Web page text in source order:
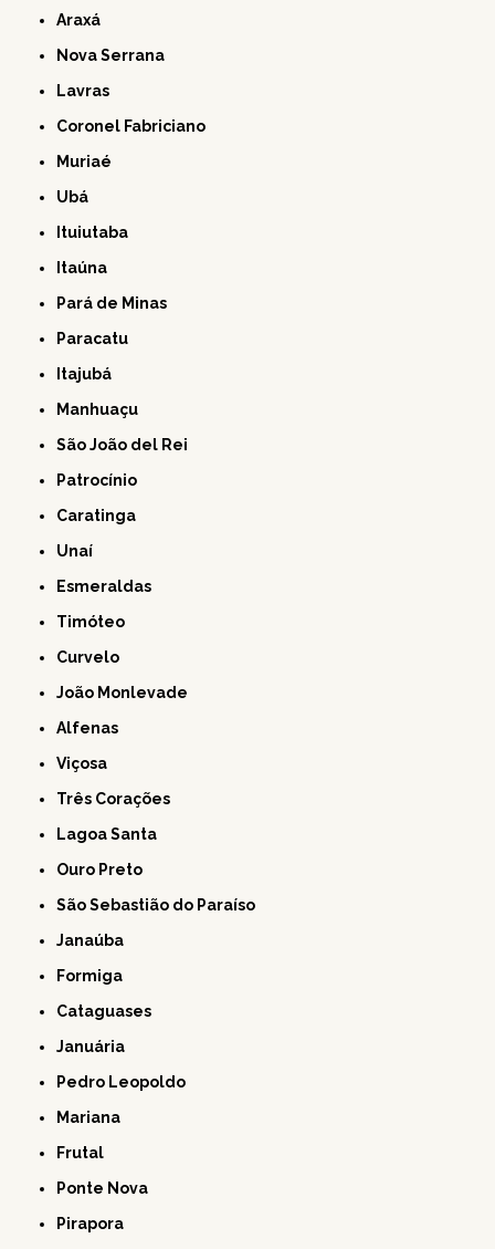
Araxá
Nova Serrana
Lavras
Coronel Fabriciano
Muriaé
Ubá
Ituiutaba
Itaúna
Pará de Minas
Paracatu
Itajubá
Manhuaçu
São João del Rei
Patrocínio
Caratinga
Unaí
Esmeraldas
Timóteo
Curvelo
João Monlevade
Alfenas
Viçosa
Três Corações
Lagoa Santa
Ouro Preto
São Sebastião do Paraíso
Janaúba
Formiga
Cataguases
Januária
Pedro Leopoldo
Mariana
Frutal
Ponte Nova
Pirapora